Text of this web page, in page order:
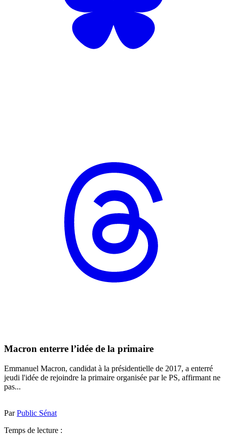
Macron enterre l’idée de la primaire
Emmanuel Macron, candidat à la présidentielle de 2017, a enterré
jeudi l'idée de rejoindre la primaire organisée par le PS, affirmant ne
pas...
ParPublic Sénat
Temps de lecture :